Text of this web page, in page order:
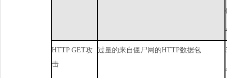
HTTPGET攻
击
过量的来自僵尸网的HTTP数据包